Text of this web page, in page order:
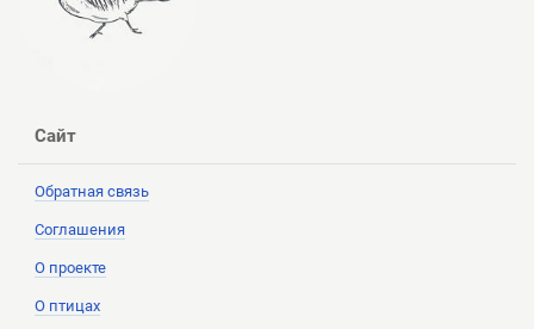
Сайт
Обратная связь
Соглашения
О проекте
О птицах